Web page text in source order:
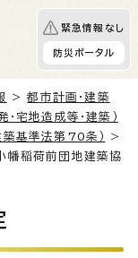
緊急情報なし
防災ポータル
>都市計画・建築
・宅地造成等・建築）
築基準法第70条）
>
幡稲荷前団地建築協